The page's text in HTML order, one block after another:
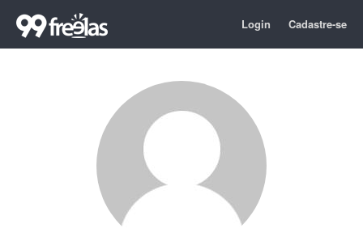
Login Cadastre-se